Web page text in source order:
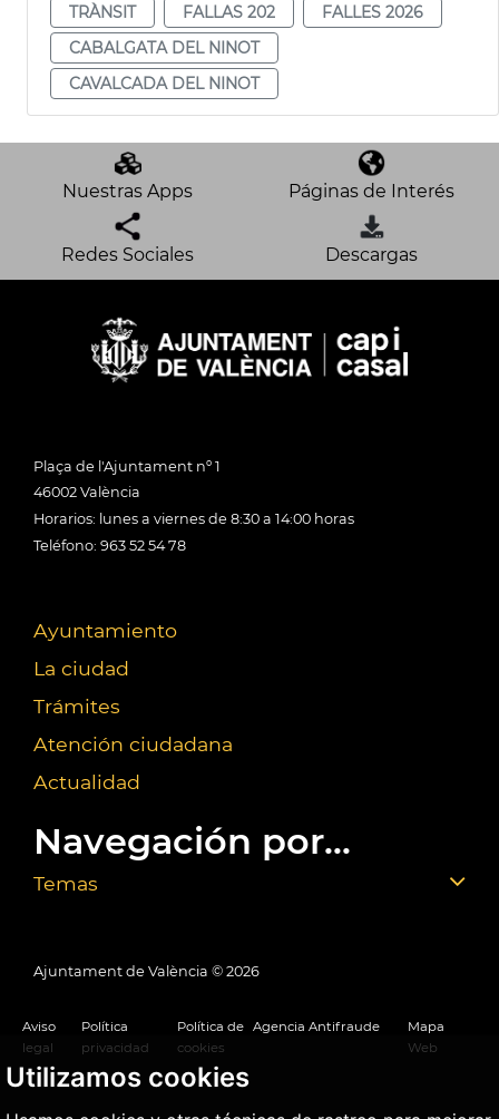
Utilizamos cookies
TRÀNSIT
FALLAS 202
FALLES 2026
CABALGATA DEL NINOT
CAVALCADA DEL NINOT
Nuestras Apps Páginas de Interés
Redes Sociales Descargas
Plaça de l'Ajuntament nº 1
46002 València
Horarios: lunes a viernes de 8:30 a 14:00 horas
Teléfono: 963 52 54 78
Ayuntamiento
La ciudad
Trámites
Atención ciudadana
Actualidad
Navegación por...
Temas
Ajuntament de València © 2026
Aviso
legal
Política
privacidad
Política de
cookies
Agencia Antifraude
Mapa
Web